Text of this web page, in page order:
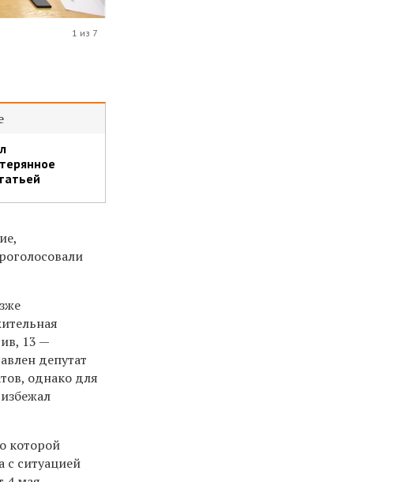
1 из 7
13 —
депутат
однако для
которой
с ситуацией